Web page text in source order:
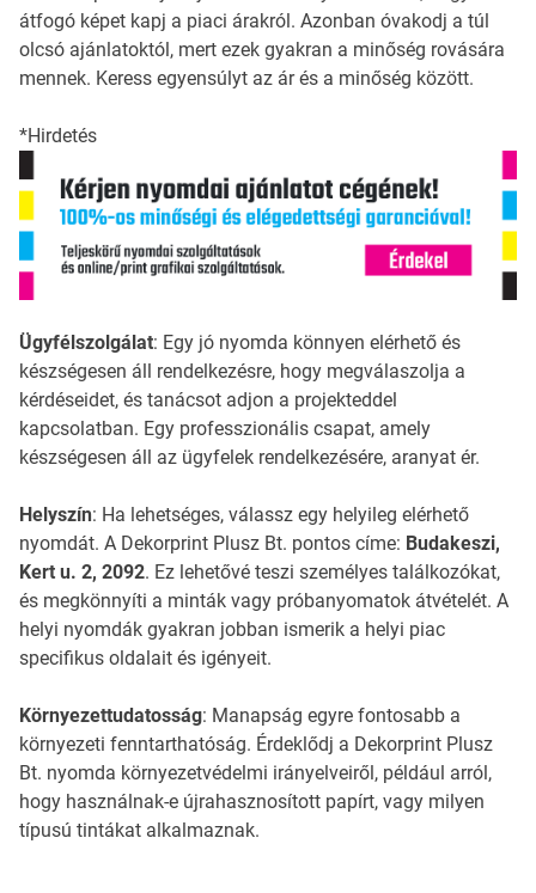
átfogó képet kapj a piaci árakról. Azonban óvakodj a túl
olcsó ajánlatoktól, mert ezek gyakran a minőség rovására
mennek. Keress egyensúlyt az ár és a minőség között.
*Hirdetés
Ügyfélszolgálat: Egy jó nyomda könnyen elérhető és
készségesen áll rendelkezésre, hogy megválaszolja a
kérdéseidet, és tanácsot adjon a projekteddel
kapcsolatban. Egy professzionális csapat, amely
készségesen áll az ügyfelek rendelkezésére, aranyat ér.
Helyszín: Ha lehetséges, válassz egy helyileg elérhető
nyomdát. A Dekorprint Plusz Bt. pontos címe: Budakeszi,
Kert u. 2, 2092. Ez lehetővé teszi személyes találkozókat,
és megkönnyíti a minták vagy próbanyomatok átvételét. A
helyi nyomdák gyakran jobban ismerik a helyi piac
specifikus oldalait és igényeit.
Környezettudatosság: Manapság egyre fontosabb a
környezeti fenntarthatóság. Érdeklődj a Dekorprint Plusz
Bt. nyomda környezetvédelmi irányelveiről, például arról,
hogy használnak-e újrahasznosított papírt, vagy milyen
típusú tintákat alkalmaznak.